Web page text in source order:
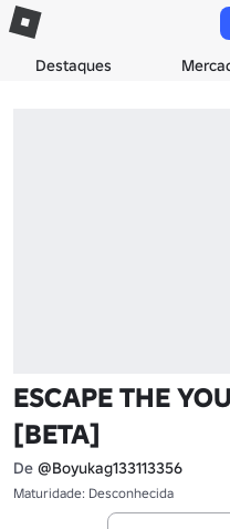
Destaques
ESCAPE THE
[BETA]
De @Boyukag133113356
Maturidade: Desconhecida